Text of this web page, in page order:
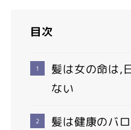
目次
髪は女の命は,
ない
髪は健康のバ